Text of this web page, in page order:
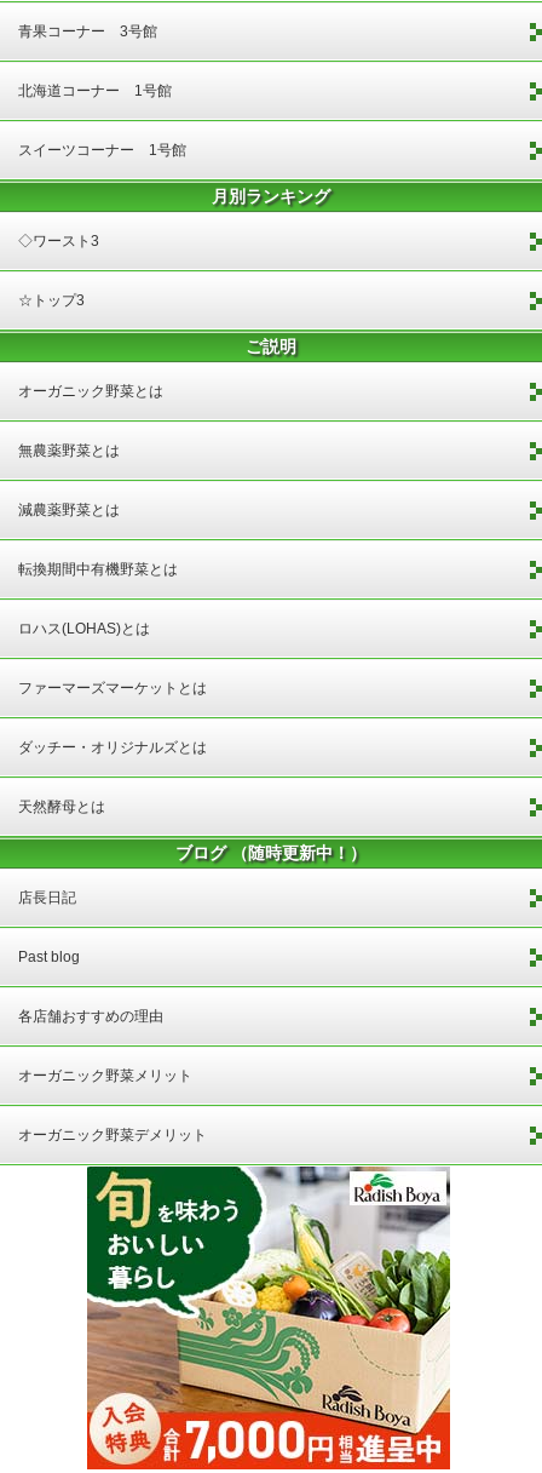
青果コーナー 3号館
北海道コーナー 1号館
スイーツコーナー 1号館
月別ランキング
◇ワースト3
☆トップ3
ご説明
オーガニック野菜とは
無農薬野菜とは
減農薬野菜とは
転換期間中有機野菜とは
ロハス(LOHAS)とは
ファーマーズマーケットとは
ダッチー・オリジナルズとは
天然酵母とは
ブログ （随時更新中！）
店長日記
Past blog
各店舗おすすめの理由
オーガニック野菜メリット
オーガニック野菜デメリット